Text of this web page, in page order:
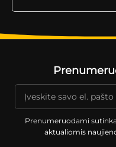
Prenumeruodami
aktualiomis